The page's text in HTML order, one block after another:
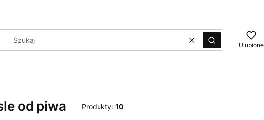
WyczyśćSzukaj Ulubione
od piwa Produkty: 10